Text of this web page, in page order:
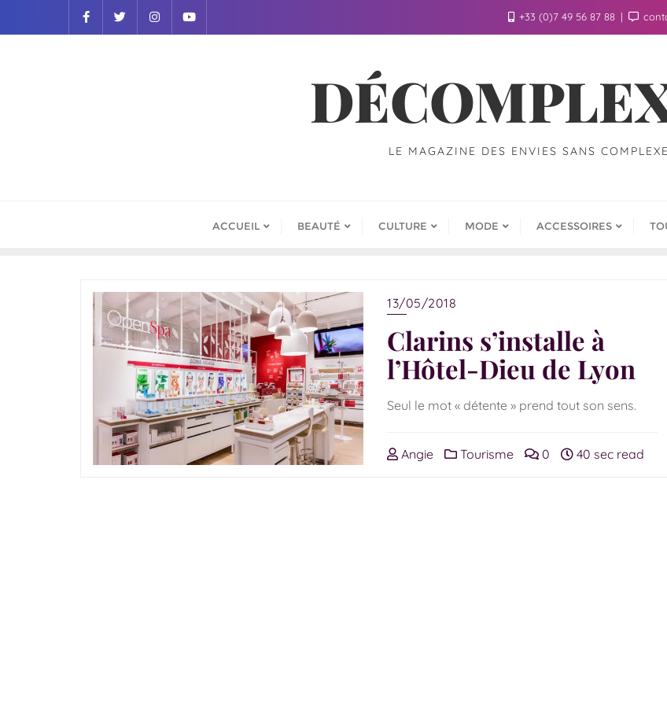
+33 (0)7 49 56 87 88
LE MAGAZINE DES ENVIES SANS COMPLEXE
ACCUEIL BEAUTÉ CULTURE MODE ACCESSOIRES
13/05/2018
Clarins s’installe à
l’Hôtel-Dieu de Lyon
Seul le mot « détente » prend tout son sens.
Angie Tourisme 0 40 sec read